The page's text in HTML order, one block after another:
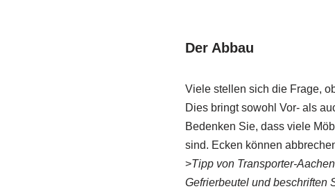
Der Abbau
Viele stellen sich die Frage,
Dies bringt sowohl Vor- als
Bedenken Sie, dass viele
sind. Ecken können
>Tipp von Transporter-
Gefrierbeutel und beschriften